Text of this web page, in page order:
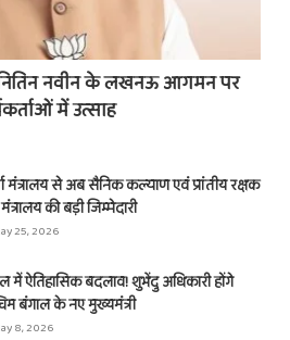
नितिन नवीन के लखनऊ आगमन पर
में उत्साह
मंत्रालय से अब सैनिक कल्याण एवं प्रांतीय रक्षक
की बड़ी जिम्मेदारी
25, 2026
में ऐतिहासिक बदलाव! शुभेंदु अधिकारी होंगे
बंगाल के नए मुख्यमंत्री
8, 2026